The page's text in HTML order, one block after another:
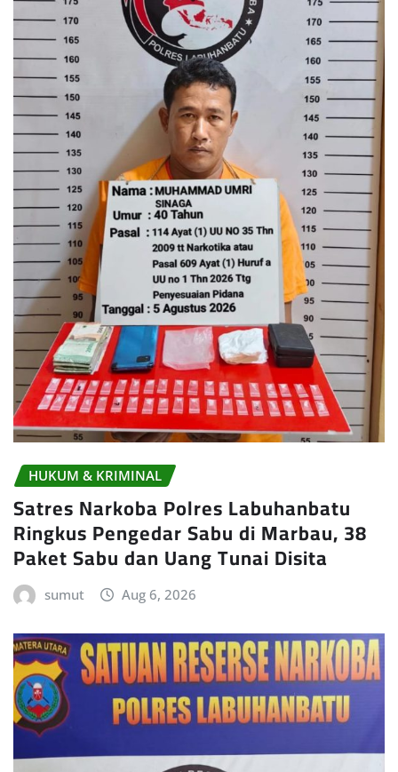
HUKUM & KRIMINAL
Satres Narkoba Polres Labuhanbatu
Ringkus Pengedar Sabu di Marbau, 38
Paket Sabu dan Uang Tunai Disita
sumut Aug 6, 2026